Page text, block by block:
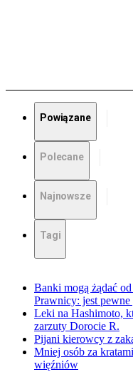
Powiązane
Polecane
Najnowsze
Tagi
Banki mogą żądać
Prawnicy: jest pewne
Leki na Hashimoto,
zarzuty Dorocie R.
Pijani kierowcy z
Mniej osób za
więźniów